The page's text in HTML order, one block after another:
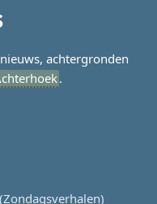
achtergronden
.